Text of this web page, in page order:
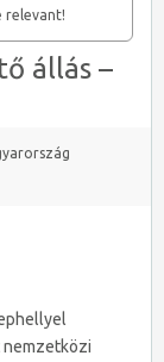
relevant!
állás –